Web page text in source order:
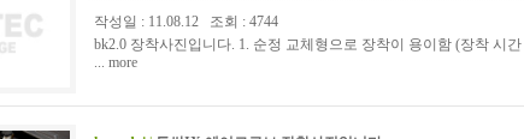
작성일 : 11.08.12 조회 : 4744
bk2.0 장착사진입니다. 1. 순정 교체형으로 장착이 용이함 (장착 시
... more